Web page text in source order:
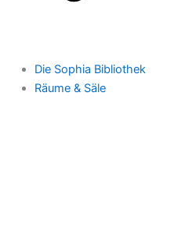
Die Sophia Bibliothek
Räume & Säle